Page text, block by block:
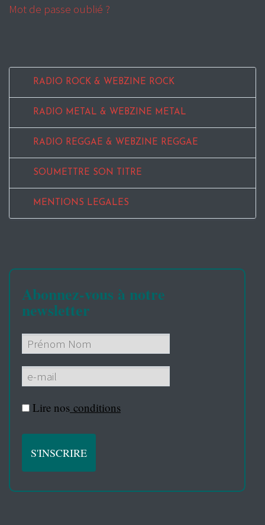
Mot de passe oublié ?
RADIO ROCK & WEBZINE ROCK
RADIO METAL & WEBZINE METAL
RADIO REGGAE & WEBZINE REGGAE
SOUMETTRE SON TITRE
MENTIONS LEGALES
Abonnez-vous à notre
newsletter
Lire nos conditions